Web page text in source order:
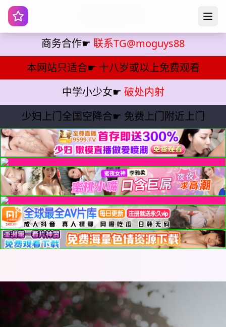
商务合作☛ 联系TG@moguys88
本网站只适合☛ 十八岁或以上免费观看
中学小少女☛ 破处内射
少妇上门全国空降合☛ 免费上门附近上门